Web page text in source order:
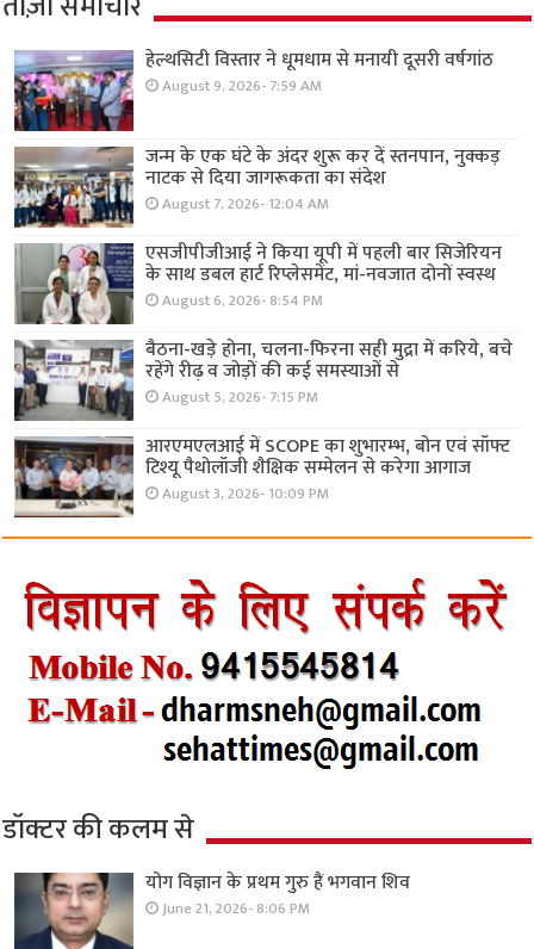
हेल्थसिटी विस्तार ने धूमधाम से मनायी दूसरी वर्षगांठ
August 9, 2026- 7:59 AM
जन्म के एक घंटे के अंदर शुरू कर दें स्तनपान, नुक्कड़
नाटक से दिया जागरूकता का संदेश
August 7, 2026- 12:04 AM
एसजीपीजीआई ने किया यूपी में पहली बार सिजेरियन
के साथ डबल हार्ट रिप्लेसमेंट, मां-नवजात दोनों स्वस्थ
August 6, 2026- 8:54 PM
बैठना-खड़े होना, चलना-फिरना सही मुद्रा में करिये, बचे
रहेंगे रीढ़ व जोड़ों की कई समस्याओं से
August 5, 2026- 7:15 PM
आरएमएलआई में SCOPE का शुभारम्भ, बोन एवं सॉफ्ट
टिश्यू पैथोलॉजी शैक्षिक सम्मेलन से करेगा आगाज
August 3, 2026- 10:09 PM
डॉक्टर की कलम से
योग विज्ञान के प्रथम गुरु हैं भगवान शिव
June 21, 2026- 8:06 PM